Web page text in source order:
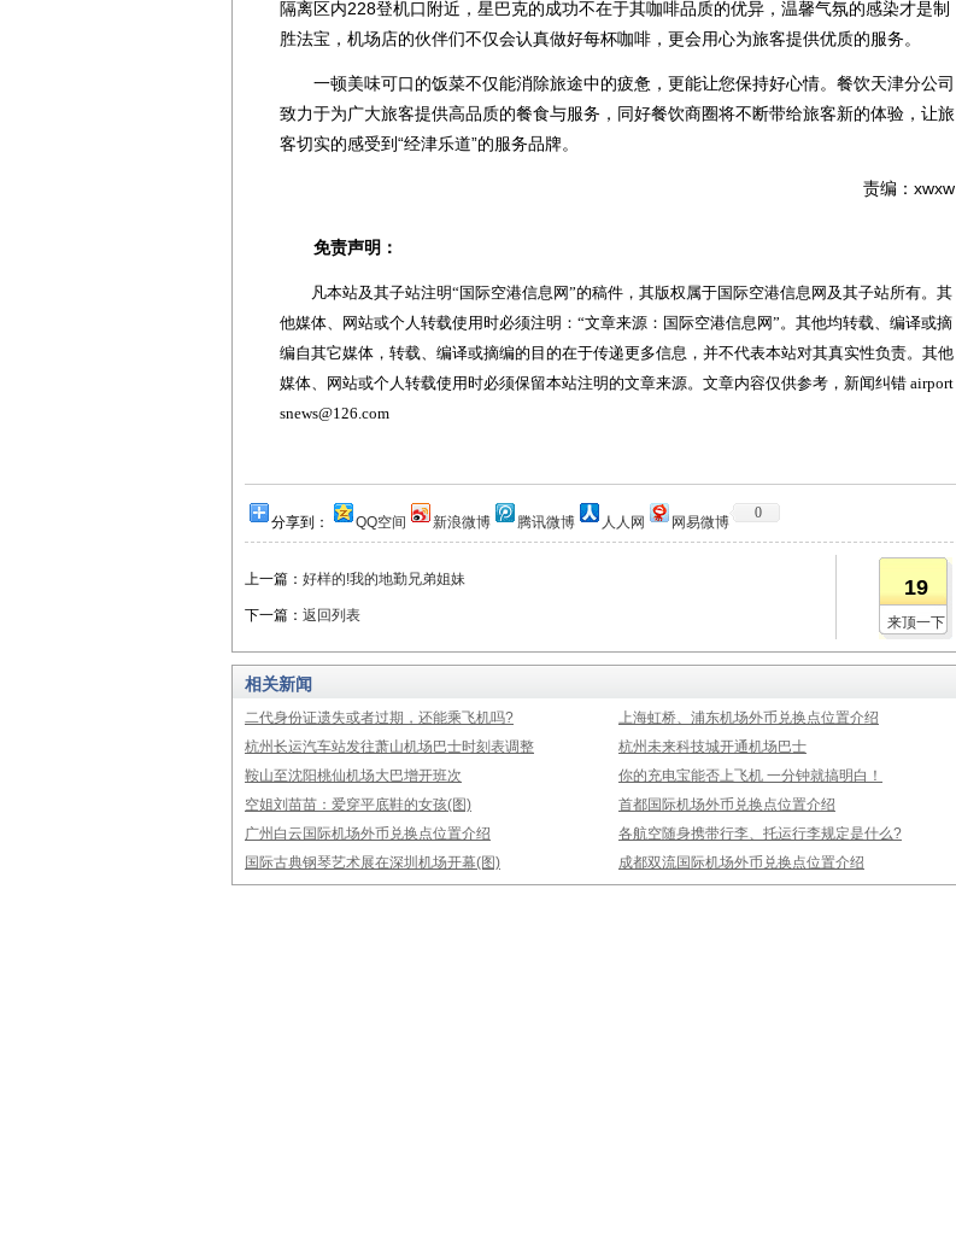
隔离区内228登机口附近，星巴克的成功不在于其咖啡品质的优异，温馨气氛的感染才是制
胜法宝，机场店的伙伴们不仅会认真做好每杯咖啡，更会用心为旅客提供优质的服务。
一顿美味可口的饭菜不仅能消除旅途中的疲惫，更能让您保持好心情。餐饮天津分公司
致力于为广大旅客提供高品质的餐食与服务，同好餐饮商圈将不断带给旅客新的体验，让旅
客切实的感受到“经津乐道”的服务品牌。
责编：xwxw
免责声明：
凡本站及其子站注明“国际空港信息网”的稿件，其版权属于国际空港信息网及其子站所有。其
他媒体、网站或个人转载使用时必须注明：“文章来源：国际空港信息网”。其他均转载、编译或摘
编自其它媒体，转载、编译或摘编的目的在于传递更多信息，并不代表本站对其真实性负责。其他
媒体、网站或个人转载使用时必须保留本站注明的文章来源。文章内容仅供参考，新闻纠错 airport
snews@126.com
分享到： QQ空间 新浪微博 腾讯微博 人人网 网易微博
0
上一篇： 好样的!我的地勤兄弟姐妹
下一篇： 返回列表
19
来顶一下
相关新闻
二代身份证遗失或者过期，还能乘飞机吗?
上海虹桥、浦东机场外币兑换点位置介绍
杭州长运汽车站发往萧山机场巴士时刻表调整
杭州未来科技城开通机场巴士
鞍山至沈阳桃仙机场大巴增开班次
你的充电宝能否上飞机 一分钟就搞明白！
空姐刘苗苗：爱穿平底鞋的女孩(图)
首都国际机场外币兑换点位置介绍
广州白云国际机场外币兑换点位置介绍
各航空随身携带行李、托运行李规定是什么?
国际古典钢琴艺术展在深圳机场开幕(图)
成都双流国际机场外币兑换点位置介绍